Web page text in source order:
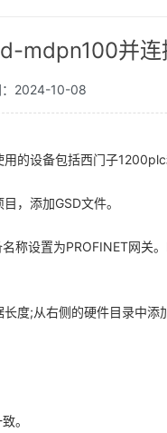
mdpn100并
：2024-10-08
的设备包括西门子
，添加GSD文件。
称设置为PROFINET网关
度;从右侧的硬件目录中添
。